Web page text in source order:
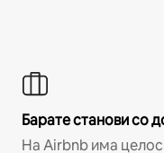
Барате станови со
На Airbnb има